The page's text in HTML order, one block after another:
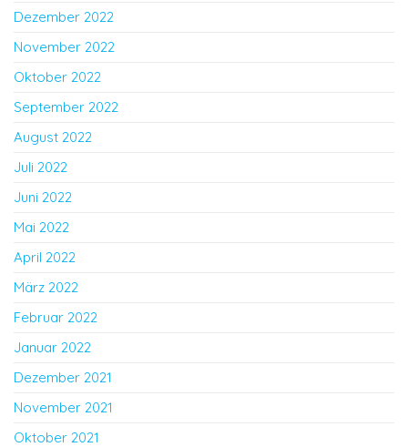
Dezember 2022
November 2022
Oktober 2022
September 2022
August 2022
Juli 2022
Juni 2022
Mai 2022
April 2022
März 2022
Februar 2022
Januar 2022
Dezember 2021
November 2021
Oktober 2021